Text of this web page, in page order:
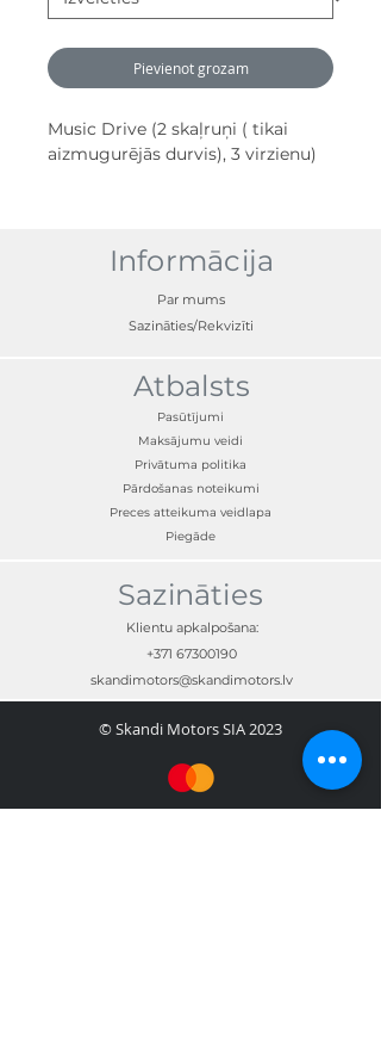
Pievienot grozam
Music Drive (2 skaļruņi ( tikai
aizmugurējās durvis), 3 virzienu)
Informācija
Par mums
Sazināties/Rekvizīti
Atbalsts
Pasūtījumi
Maksājumu veidi
Privātuma politika
Pārdošanas noteikumi
Preces atteikuma veidlapa
Piegāde
Sazināties
Klientu apkalpošana:
+371 67300190
skandimotors@skandimotors.lv
© Skandi Motors SIA 2023